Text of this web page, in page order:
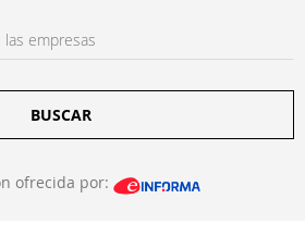
BUSCAR
ofrecida por: